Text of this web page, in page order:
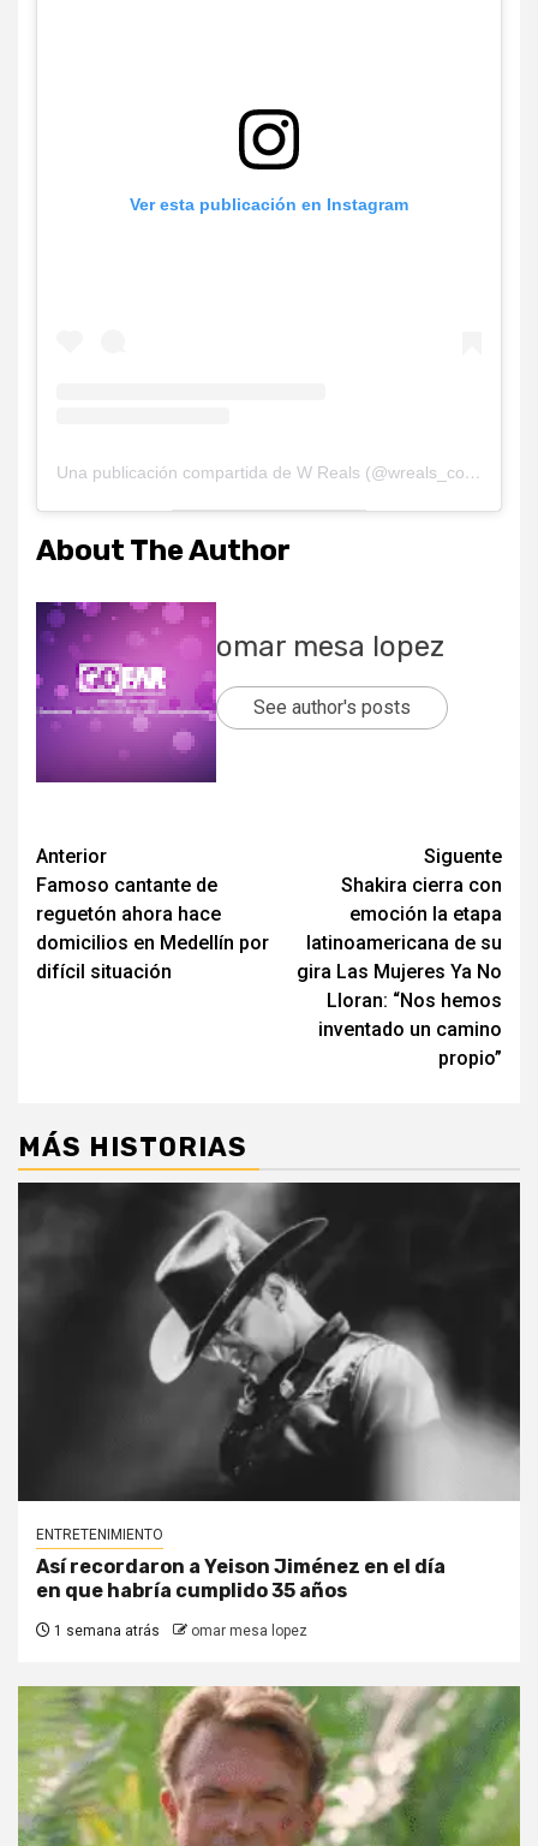
Ver esta publicación en Instagram
Una publicación compartida de W Reals (@wreals_comunidad)
About The Author
omar mesa lopez
See author's posts
Post
navigation
Anterior
Famoso cantante de
reguetón ahora hace
domicilios en Medellín por
difícil situación
Siguente
Shakira cierra con
emoción la etapa
latinoamericana de su
gira Las Mujeres Ya No
Lloran: “Nos hemos
inventado un camino
propio”
MÁS HISTORIAS
ENTRETENIMIENTO
Así recordaron a Yeison Jiménez en el día
en que habría cumplido 35 años
1 semana atrás omar mesa lopez